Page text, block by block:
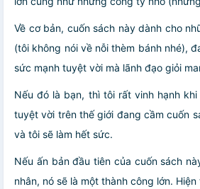
Về cơ bản, cuốn sách này dành cho
(tôi không nói về nỗi thèm bánh nhé),
sức mạnh tuyệt vời mà lãnh đạo giỏi
Nếu đó là bạn, thì tôi rất vinh hạnh
tuyệt vời trên thế giới đang cầm cuốn
và tôi sẽ làm hết sức.
Nếu ấn bản đầu tiên của cuốn sách
nhân, nó sẽ là một thành công lớn.